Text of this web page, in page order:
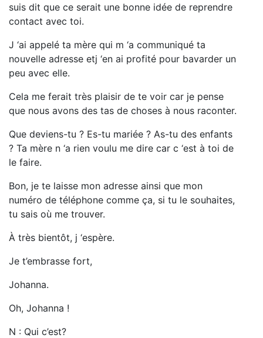
suis dit que ce serait une bonne idée de reprendre
contact avec toi.
J ‘ai appelé ta mère qui m ‘a communiqué ta
nouvelle adresse etj ‘en ai profité pour bavarder un
peu avec elle.
Cela me ferait très plaisir de te voir car je pense
que nous avons des tas de choses à nous raconter.
Que deviens-tu ? Es-tu mariée ? As-tu des enfants
? Ta mère n ‘a rien voulu me dire car c ‘est à toi de
le faire.
Bon, je te laisse mon adresse ainsi que mon
numéro de téléphone comme ça, si tu le souhaites,
tu sais où me trouver.
À très bientôt, j ‘espère.
Je t’embrasse fort,
Johanna.
Oh, Johanna !
N : Qui c’est?